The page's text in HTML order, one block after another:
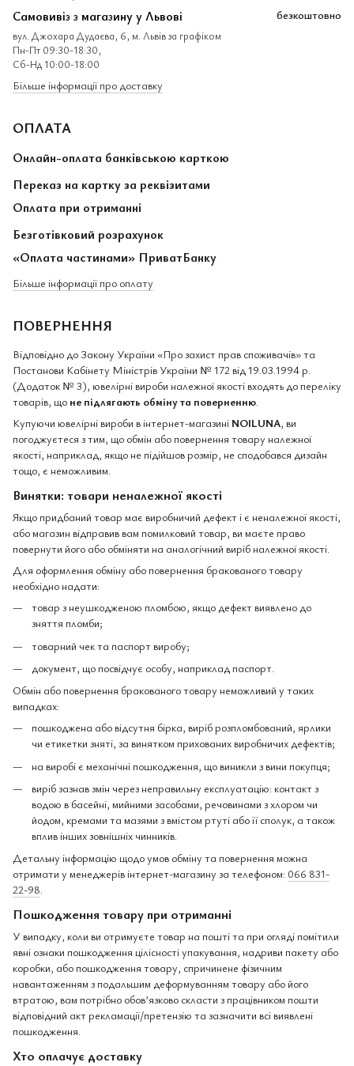
Самовивіз з магазину у Львові
вул. Джохара Дудаєва, 6, м. Львів за графіком
Пн-Пт 09:30-18:30,
Сб-Нд 10:00-18:00
безкоштовно
Більше інформації про доставку
ОПЛАТА
Онлайн-оплата банківською карткою
Переказ на картку за реквізитами
Оплата при отриманні
Безготівковий розрахунок
«Оплата частинами» ПриватБанку
Більше інформації про оплату
ПОВЕРНЕННЯ
Відповідно до Закону України «Про захист прав споживачів» та
Постанови Кабінету Міністрів України № 172 від 19.03.1994 р.
(Додаток № 3), ювелірні вироби належної якості входять до переліку
товарів, що не підлягають обміну та поверненню.
Купуючи ювелірні вироби в інтернет-магазині NOILUNA, ви
погоджуєтеся з тим, що обмін або повернення товару належної
якості, наприклад, якщо не підійшов розмір, не сподобався дизайн
тощо, є неможливим.
Винятки: товари неналежної якості
Якщо придбаний товар має виробничий дефект і є неналежної якості,
або магазин відправив вам помилковий товар, ви маєте право
повернути його або обміняти на аналогічний виріб належної якості.
Для оформлення обміну або повернення бракованого товару
необхідно надати:
товар з неушкодженою пломбою, якщо дефект виявлено до
зняття пломби;
товарний чек та паспорт виробу;
документ, що посвідчує особу, наприклад паспорт.
Обмін або повернення бракованого товару неможливий у таких
випадках:
пошкоджена або відсутня бірка, виріб розпломбований, ярлики
чи етикетки зняті, за винятком прихованих виробничих дефектів;
на виробі є механічні пошкодження, що виникли з вини покупця;
виріб зазнав змін через неправильну експлуатацію: контакт з
водою в басейні, мийними засобами, речовинами з хлором чи
йодом, кремами та мазями з вмістом ртуті або її сполук, а також
вплив інших зовнішніх чинників.
Детальну інформацію щодо умов обміну та повернення можна
отримати у менеджерів інтернет-магазину за телефоном: 066 831-
22-98.
Пошкодження товару при отриманні
У випадку, коли ви отримуєте товар на пошті та при огляді помітили
явні ознаки пошкодження цілісності упакування, надриви пакету або
коробки, або пошкодження товару, спричинене фізичним
навантаженням з подальшим деформуванням товару або його
втратою, вам потрібно обов’язково скласти з працівником пошти
відповідний акт рекламації/претензію та зазначити всі виявлені
пошкодження.
Хто оплачує доставку